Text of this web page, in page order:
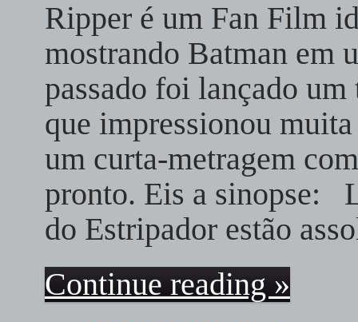
Ripper é um Fan Film
mostrando Batman em
passado foi lançado
que impressionou
um curta-metragem
pronto. Eis a sinopse:
do Estripador estão
Continue reading »